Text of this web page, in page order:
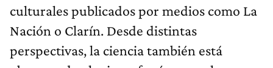
culturales publicados por medios como La
Nación o Clarín. Desde distintas
perspectivas, la ciencia también está